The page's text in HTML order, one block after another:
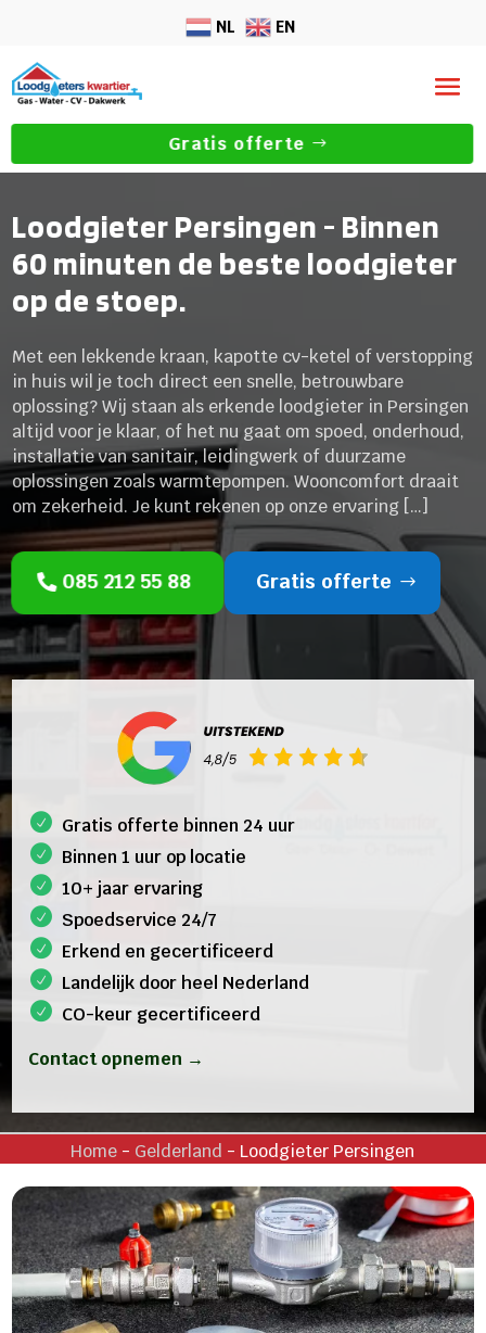
NL EN
Gratis offerte
Loodgieter Persingen - Binnen
60 minuten de beste loodgieter
op de stoep.
Met een lekkende kraan, kapotte cv-ketel of verstopping
in huis wil je toch direct een snelle, betrouwbare
oplossing? Wij staan als erkende loodgieter in Persingen
altijd voor je klaar, of het nu gaat om spoed, onderhoud,
installatie van sanitair, leidingwerk of duurzame
oplossingen zoals warmtepompen. Wooncomfort draait
om zekerheid. Je kunt rekenen op onze ervaring […]
085 212 55 88 Gratis offerte
Gratis offerte binnen 24 uur
Binnen 1 uur op locatie
10+ jaar ervaring
Spoedservice 24/7
Erkend en gecertificeerd
Landelijk door heel Nederland
CO-keur gecertificeerd
Contact opnemen →
Home - Gelderland - Loodgieter Persingen